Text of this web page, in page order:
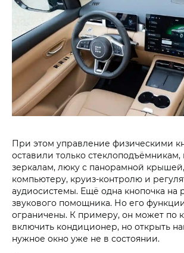
При этом управление физическими
оставили только
зеркалам, люку с панорамной
компьютеру, круиз-контролю и
аудиосистемы. Ещё одна кнопочка на
звукового помощника. Но его
ограничены. К примеру, он может по
включить кондиционер, но открыть
нужное окно уже не в состоянии.